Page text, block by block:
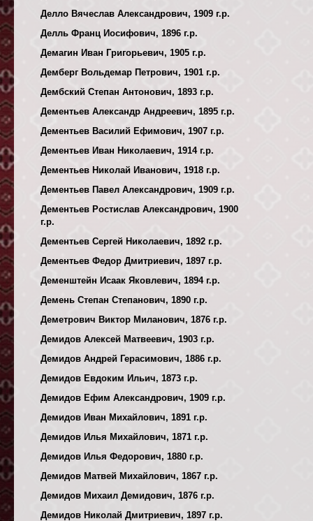
Делло Вячеслав Александрович, 1909 г.р.
Делль Франц Иосифович, 1896 г.р.
Демагин Иван Григорьевич, 1905 г.р.
Демберг Вольдемар Петрович, 1901 г.р.
Дембский Степан Антонович, 1893 г.р.
Дементьев Александр Андреевич, 1895 г.р.
Дементьев Василий Ефимович, 1907 г.р.
Дементьев Иван Николаевич, 1914 г.р.
Дементьев Николай Иванович, 1918 г.р.
Дементьев Павел Александрович, 1909 г.р.
Дементьев Ростислав Александрович, 1900
г.р.
Дементьев Сергей Николаевич, 1892 г.р.
Дементьев Федор Дмитриевич, 1897 г.р.
Деменштейн Исаак Яковлевич, 1894 г.р.
Демень Степан Степанович, 1890 г.р.
Деметрович Виктор Миланович, 1876 г.р.
Демидов Алексей Матвеевич, 1903 г.р.
Демидов Андрей Герасимович, 1886 г.р.
Демидов Евдоким Ильич, 1873 г.р.
Демидов Ефим Александрович, 1909 г.р.
Демидов Иван Михайлович, 1891 г.р.
Демидов Илья Михайлович, 1871 г.р.
Демидов Илья Федорович, 1880 г.р.
Демидов Матвей Михайлович, 1867 г.р.
Демидов Михаил Демидович, 1876 г.р.
Демидов Николай Дмитриевич, 1897 г.р.